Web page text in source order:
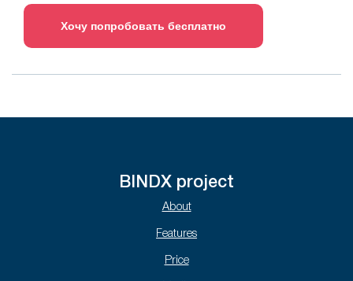
Хочу попробовать бесплатно
BINDX project
About
Features
Price